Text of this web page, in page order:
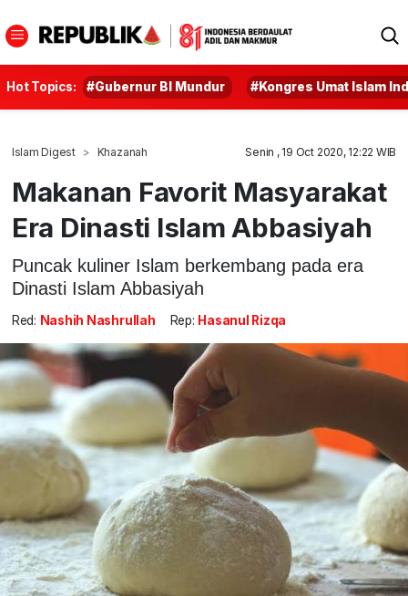
Hot Topics: #Gubernur BI Mundur #Kongres Umat Islam
Islam Digest Khazanah Senin , 19 Oct 2020, 12:22 WIB
Makanan Favorit Masyarakat
Era Dinasti Islam Abbasiyah
Puncak kuliner Islam berkembang pada era
Dinasti Islam Abbasiyah
Red: Nashih Nashrullah Rep: Hasanul Rizqa